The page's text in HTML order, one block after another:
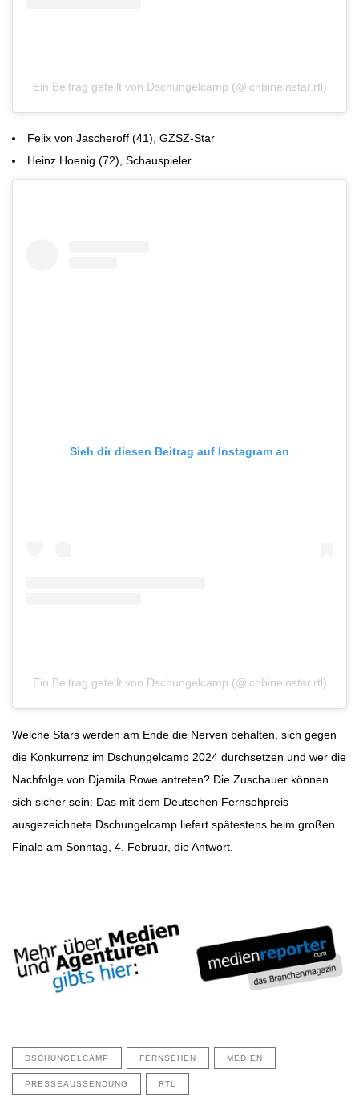
Ein Beitrag geteilt von Dschungelcamp (@ichbineinstar.rtl)
Felix von Jascheroff (41), GZSZ-Star
Heinz Hoenig (72), Schauspieler
Sieh dir diesen Beitrag auf Instagram an
Ein Beitrag geteilt von Dschungelcamp (@ichbineinstar.rtl)
Welche Stars werden am Ende die Nerven behalten, sich gegen
die Konkurrenz im Dschungelcamp 2024 durchsetzen und wer die
Nachfolge von Djamila Rowe antreten? Die Zuschauer können
sich sicher sein: Das mit dem Deutschen Fernsehpreis
ausgezeichnete Dschungelcamp liefert spätestens beim großen
Finale am Sonntag, 4. Februar, die Antwort.
DSCHUNGELCAMP FERNSEHEN MEDIEN
PRESSEAUSSENDUNG RTL